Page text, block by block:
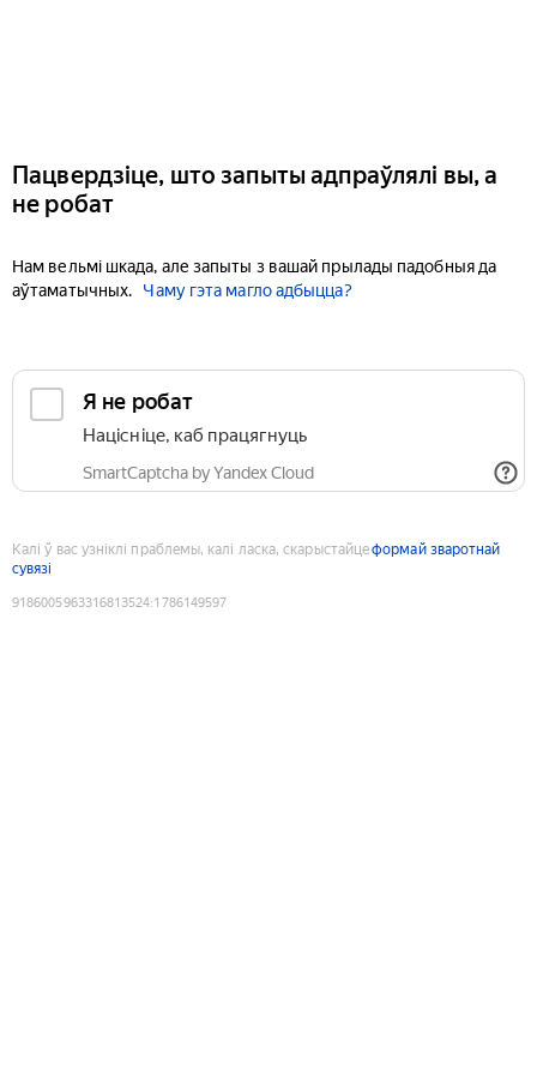
Пацвердзіце, што запыты адпраўлялі вы, а
не робат
Нам вельмі шкада, але запыты з вашай прылады падобныя да
аўтаматычных.
Чаму гэта магло адбыцца?
Я не робат
Націсніце, каб працягнуць
SmartCaptcha by Yandex Cloud
Калі ў вас узніклі праблемы, калі ласка, скарыстайцеформай зваротнай
сувязі
9186005963316813524:1786149597